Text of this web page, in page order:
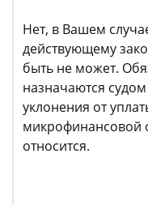
Нет, в Вашем
действующему
быть не может.
назначаются
уклонения от
микрофинансовой
относится.